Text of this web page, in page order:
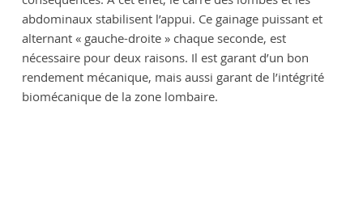
abdominaux stabilisent l’appui. Ce gainage puissant et
alternant « gauche-droite » chaque seconde, est
nécessaire pour deux raisons. Il est garant d’un bon
rendement mécanique, mais aussi garant de l’intégrité
biomécanique de la zone lombaire.